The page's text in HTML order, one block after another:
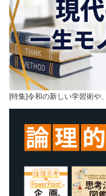
[特集]令和の新しい学習術